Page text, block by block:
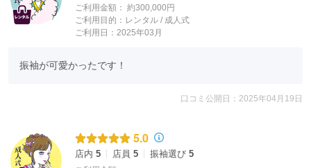
ご利用金額： 約300,000円
ご利用目的： レンタル / 成人式
ご利用日：2025年03月
振袖が可愛かったです！
口コミ公開日：2025年04月19日
5.0
店内 5 店員 5 振袖選び 5